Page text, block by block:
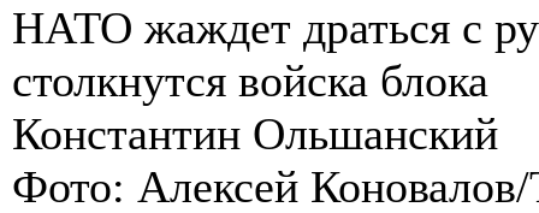
НАТО жаждет драться с
столкнутся войска блока
Константин Ольшанский
Фото: Алексей